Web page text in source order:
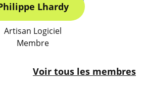
Lhardy
Artisan Logiciel
Membre
Voir tous les membres